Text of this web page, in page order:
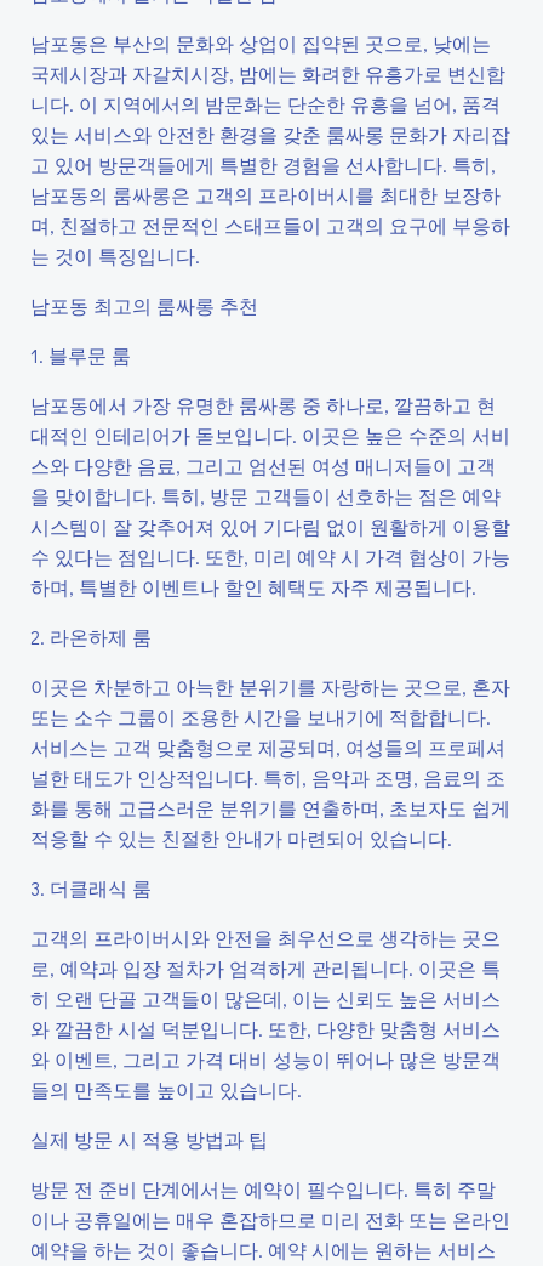
남포동은 부산의 문화와 상업이 집약된 곳으로, 낮에는
국제시장과 자갈치시장, 밤에는 화려한 유흥가로 변신합
니다. 이 지역에서의 밤문화는 단순한 유흥을 넘어, 품격
있는 서비스와 안전한 환경을 갖춘 룸싸롱 문화가 자리잡
고 있어 방문객들에게 특별한 경험을 선사합니다. 특히,
남포동의 룸싸롱은 고객의 프라이버시를 최대한 보장하
며, 친절하고 전문적인 스태프들이 고객의 요구에 부응하
는 것이 특징입니다.
남포동 최고의 룸싸롱 추천
1. 블루문 룸
남포동에서 가장 유명한 룸싸롱 중 하나로, 깔끔하고 현
대적인 인테리어가 돋보입니다. 이곳은 높은 수준의 서비
스와 다양한 음료, 그리고 엄선된 여성 매니저들이 고객
을 맞이합니다. 특히, 방문 고객들이 선호하는 점은 예약
시스템이 잘 갖추어져 있어 기다림 없이 원활하게 이용할
수 있다는 점입니다. 또한, 미리 예약 시 가격 협상이 가능
하며, 특별한 이벤트나 할인 혜택도 자주 제공됩니다.
2. 라온하제 룸
이곳은 차분하고 아늑한 분위기를 자랑하는 곳으로, 혼자
또는 소수 그룹이 조용한 시간을 보내기에 적합합니다.
서비스는 고객 맞춤형으로 제공되며, 여성들의 프로페셔
널한 태도가 인상적입니다. 특히, 음악과 조명, 음료의 조
화를 통해 고급스러운 분위기를 연출하며, 초보자도 쉽게
적응할 수 있는 친절한 안내가 마련되어 있습니다.
3. 더클래식 룸
고객의 프라이버시와 안전을 최우선으로 생각하는 곳으
로, 예약과 입장 절차가 엄격하게 관리됩니다. 이곳은 특
히 오랜 단골 고객들이 많은데, 이는 신뢰도 높은 서비스
와 깔끔한 시설 덕분입니다. 또한, 다양한 맞춤형 서비스
와 이벤트, 그리고 가격 대비 성능이 뛰어나 많은 방문객
들의 만족도를 높이고 있습니다.
실제 방문 시 적용 방법과 팁
방문 전 준비 단계에서는 예약이 필수입니다. 특히 주말
이나 공휴일에는 매우 혼잡하므로 미리 전화 또는 온라인
예약을 하는 것이 좋습니다. 예약 시에는 원하는 서비스